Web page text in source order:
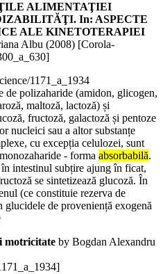
ALIMENTAŢIEI
In: ASPECTE
ALE KINETOTERAPIEI
Albu (2008) [Corola-
1171_a_1934
de polizaharide (amidon, glicogen,
maltoză, lactoză) și
fructoză, galactoză și pentoze
nucleici sau a altor substanțe
cu excepția celulozei, sunt
- forma absorbabilă.
intestinul subțire ajung în ficat,
se sintetizează glucoză. În
(ce constituie rezerva de
de proveniență exogenă
motricitate by Bogdan Alexandru